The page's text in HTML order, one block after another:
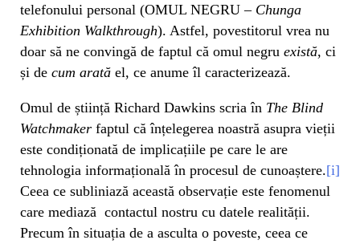
telefonului personal (OMUL NEGRU – Chunga
Exhibition Walkthrough). Astfel, povestitorul vrea nu
doar să ne convingă de faptul că omul negru există, ci
și de cum arată el, ce anume îl caracterizează.
Omul de știință Richard Dawkins scria în The Blind
Watchmaker faptul că înțelegerea noastră asupra vieții
este condiționată de implicațiile pe care le are
tehnologia informațională în procesul de cunoaștere.[i]
Ceea ce subliniază această observație este fenomenul
care mediază contactul nostru cu datele realității.
Precum în situația de a asculta o poveste, ceea ce